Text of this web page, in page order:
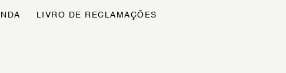
LIVRO DE RECLAMAÇÕES